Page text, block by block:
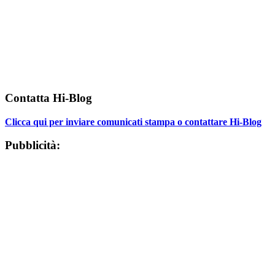
Contatta Hi-Blog
Clicca qui per inviare comunicati stampa o contattare Hi-Blog
Pubblicità: